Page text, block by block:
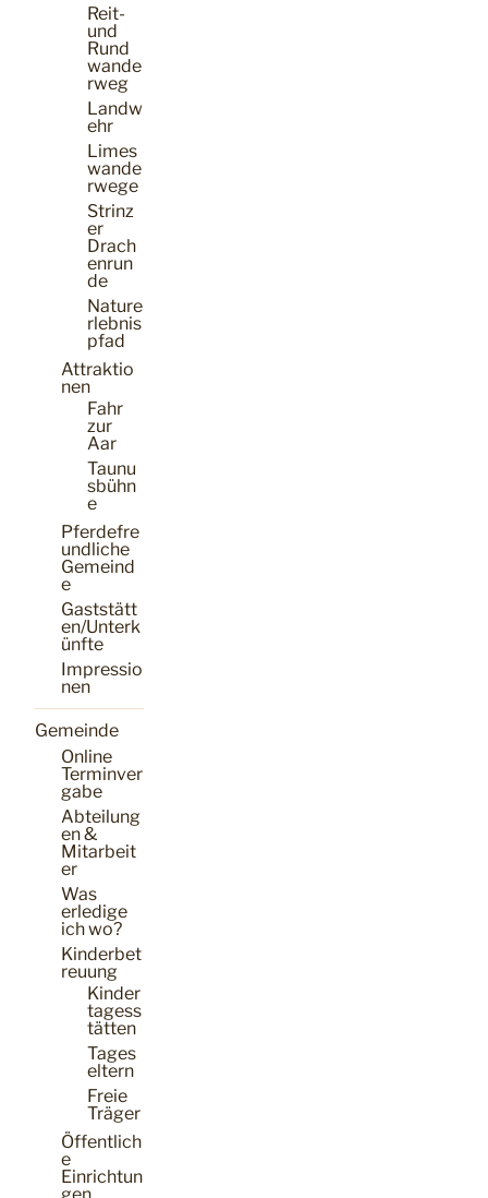
Reit-
und
Rund
wande
rweg
Landw
ehr
Limes
wande
rwege
Strinz
er
Drach
enrun
de
Nature
rlebnis
pfad
Attraktio
nen
Fahr
zur
Aar
Taunu
sbühn
e
Pferdefre
undliche
Gemeind
e
Gaststätt
en/Unterk
ünfte
Impressio
nen
Gemeinde
Online
Terminver
gabe
Abteilung
en &
Mitarbeit
er
Was
erledige
ich wo?
Kinderbet
reuung
Kinder
tagess
tätten
Tages
eltern
Freie
Träger
Öffentlich
e
Einrichtun
gen